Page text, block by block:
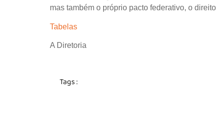
mas também o próprio pacto federativo, o
Tabelas
A Diretoria
Tags :